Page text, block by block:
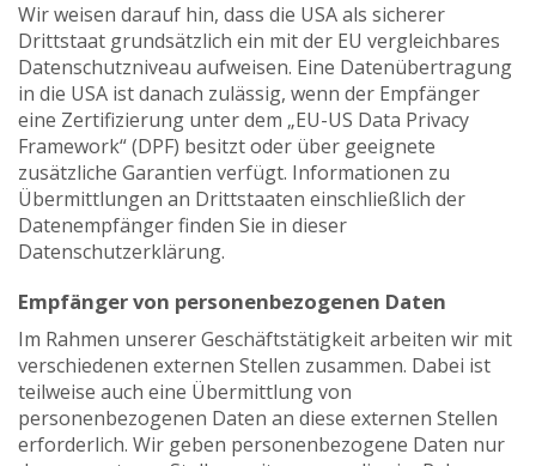
Wir weisen darauf hin, dass die USA als sicherer
Drittstaat grundsätzlich ein mit der EU vergleichbares
Datenschutzniveau aufweisen. Eine Datenübertragung
in die USA ist danach zulässig, wenn der Empfänger
eine Zertifizierung unter dem „EU-US Data Privacy
Framework“ (DPF) besitzt oder über geeignete
zusätzliche Garantien verfügt. Informationen zu
Übermittlungen an Drittstaaten einschließlich der
Datenempfänger finden Sie in dieser
Datenschutzerklärung.
Empfänger von personenbezogenen Daten
Im Rahmen unserer Geschäftstätigkeit arbeiten wir mit
verschiedenen externen Stellen zusammen. Dabei ist
teilweise auch eine Übermittlung von
personenbezogenen Daten an diese externen Stellen
erforderlich. Wir geben personenbezogene Daten nur